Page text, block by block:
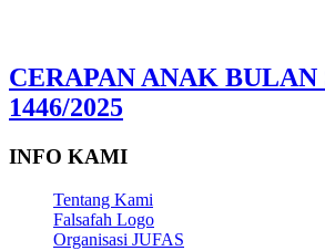
CERAPAN ANAK BULAN
1446/2025
INFO KAMI
Tentang Kami
Falsafah Logo
Organisasi JUFAS